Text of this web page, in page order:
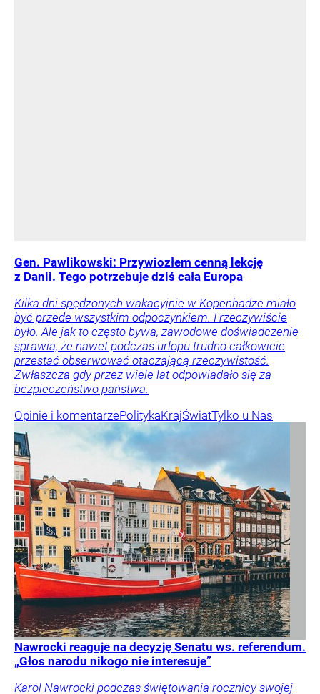
Gen. Pawlikowski: Przywiozłem cenną lekcję
z Danii. Tego potrzebuje dziś cała Europa
Kilka dni spędzonych wakacyjnie w Kopenhadze miało
być przede wszystkim odpoczynkiem. I rzeczywiście
było. Ale jak to często bywa, zawodowe doświadczenie
sprawia, że nawet podczas urlopu trudno całkowicie
przestać obserwować otaczającą rzeczywistość.
Zwłaszcza gdy przez wiele lat odpowiadało się za
bezpieczeństwo państwa.
Opinie i komentarzePolitykaKrajŚwiatTylko u Nas
Nawrocki reaguje na decyzję Senatu ws. referendum.
„Głos narodu nikogo nie interesuje”
Karol Nawrocki podczas świętowania rocznicy swojej